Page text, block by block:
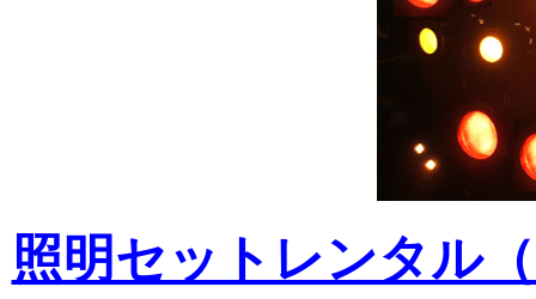
照明セットレンタル